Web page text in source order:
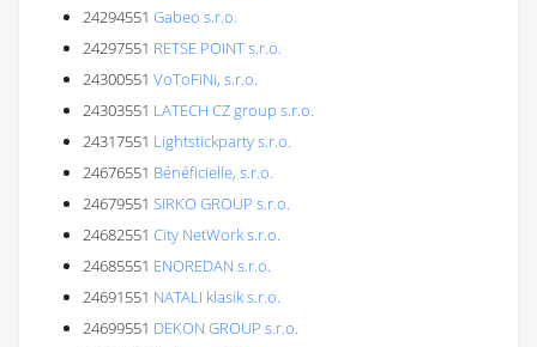
24294551 Gabeo s.r.o.
24297551 RETSE POINT s.r.o.
24300551 VoToFiNi, s.r.o.
24303551 LATECH CZ group s.r.o.
24317551 Lightstickparty s.r.o.
24676551 Bénéficielle, s.r.o.
24679551 SIRKO GROUP s.r.o.
24682551 City NetWork s.r.o.
24685551 ENOREDAN s.r.o.
24691551 NATALI klasik s.r.o.
24699551 DEKON GROUP s.r.o.